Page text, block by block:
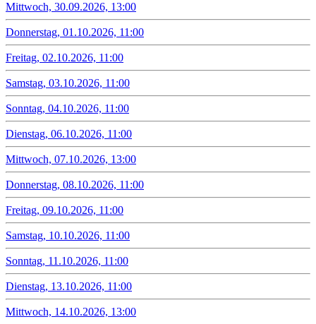
Mittwoch, 30.09.2026, 13:00
Donnerstag, 01.10.2026, 11:00
Freitag, 02.10.2026, 11:00
Samstag, 03.10.2026, 11:00
Sonntag, 04.10.2026, 11:00
Dienstag, 06.10.2026, 11:00
Mittwoch, 07.10.2026, 13:00
Donnerstag, 08.10.2026, 11:00
Freitag, 09.10.2026, 11:00
Samstag, 10.10.2026, 11:00
Sonntag, 11.10.2026, 11:00
Dienstag, 13.10.2026, 11:00
Mittwoch, 14.10.2026, 13:00